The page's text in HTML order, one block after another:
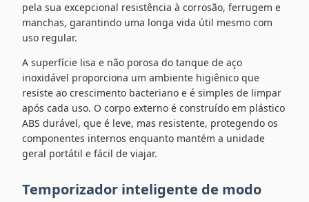
pela sua excepcional resistência à corrosão, ferrugem e
manchas, garantindo uma longa vida útil mesmo com
uso regular.
A superfície lisa e não porosa do tanque de aço
inoxidável proporciona um ambiente higiênico que
resiste ao crescimento bacteriano e é simples de limpar
após cada uso. O corpo externo é construído em plástico
ABS durável, que é leve, mas resistente, protegendo os
componentes internos enquanto mantém a unidade
geral portátil e fácil de viajar.
Temporizador inteligente de modo